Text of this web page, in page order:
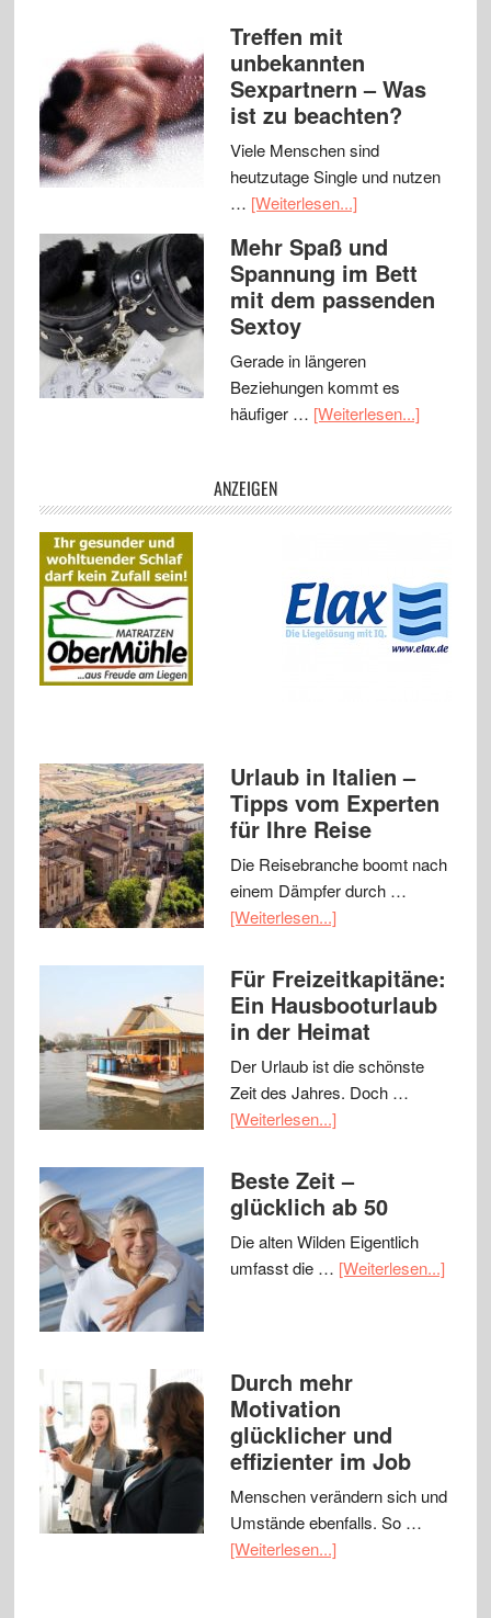
Treffen mit
unbekannten
Sexpartnern – Was
ist zu beachten?
Viele Menschen sind
heutzutage Single und nutzen
… [Weiterlesen...]
Mehr Spaß und
Spannung im Bett
mit dem passenden
Sextoy
Gerade in längeren
Beziehungen kommt es
häufiger … [Weiterlesen...]
ANZEIGEN
Urlaub in Italien –
Tipps vom Experten
für Ihre Reise
Die Reisebranche boomt nach
einem Dämpfer durch …
[Weiterlesen...]
Für Freizeitkapitäne:
Ein Hausbooturlaub
in der Heimat
Der Urlaub ist die schönste
Zeit des Jahres. Doch …
[Weiterlesen...]
Beste Zeit –
glücklich ab 50
Die alten Wilden Eigentlich
umfasst die … [Weiterlesen...]
Durch mehr
Motivation
glücklicher und
effizienter im Job
Menschen verändern sich und
Umstände ebenfalls. So …
[Weiterlesen...]